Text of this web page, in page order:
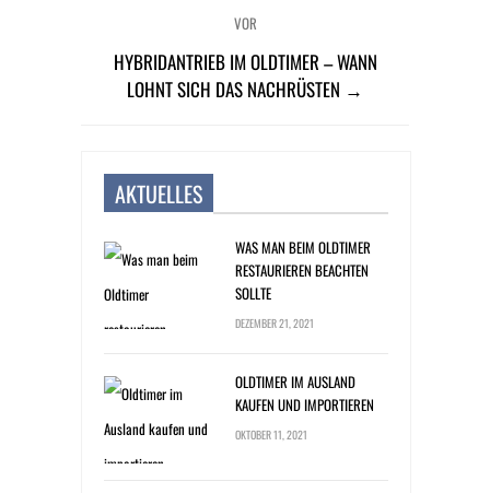
VOR
HYBRIDANTRIEB IM OLDTIMER – WANN
LOHNT SICH DAS NACHRÜSTEN →
AKTUELLES
WAS MAN BEIM OLDTIMER
RESTAURIEREN BEACHTEN
SOLLTE
DEZEMBER 21, 2021
OLDTIMER IM AUSLAND
KAUFEN UND IMPORTIEREN
OKTOBER 11, 2021